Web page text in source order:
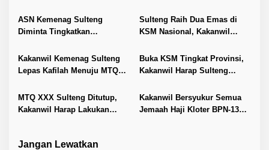
p
s
dan Integritas
ASN Kemenag Sulteng
Diminta Tingkatkan
Digital
Sulteng Raih Dua Emas di
KSM Nasional, Kakanwil
Solid
Kakanwil Kemenag Sulteng
Lepas Kafilah Menuju MTQ
Kepercayaan Diri dan
Mentalitas Juara
Buka KSM Tingkat Provinsi,
Kakanwil Harap Sulteng
Nasional
MTQ XXX Sulteng Ditutup,
Kakanwil Harap Lakukan
Kakanwil Bersyukur Semua
Jemaah Haji Kloter BPN-13
Jangan Lewatkan